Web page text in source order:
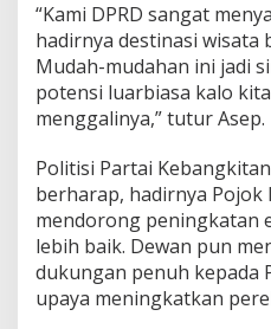
n
d
a
l
k
a
P
a
j
a
k
D
a
“Kami DPRD sangat
hadirnya destinasi wisata
Mudah-mudahan ini jadi
potensi luarbiasa kalo
menggalinya,” tutur Asep.
Politisi Partai
berharap, hadirnya Pojok
mendorong peningkatan
lebih baik. Dewan pun
dukungan penuh kepada
upaya meningkatkan